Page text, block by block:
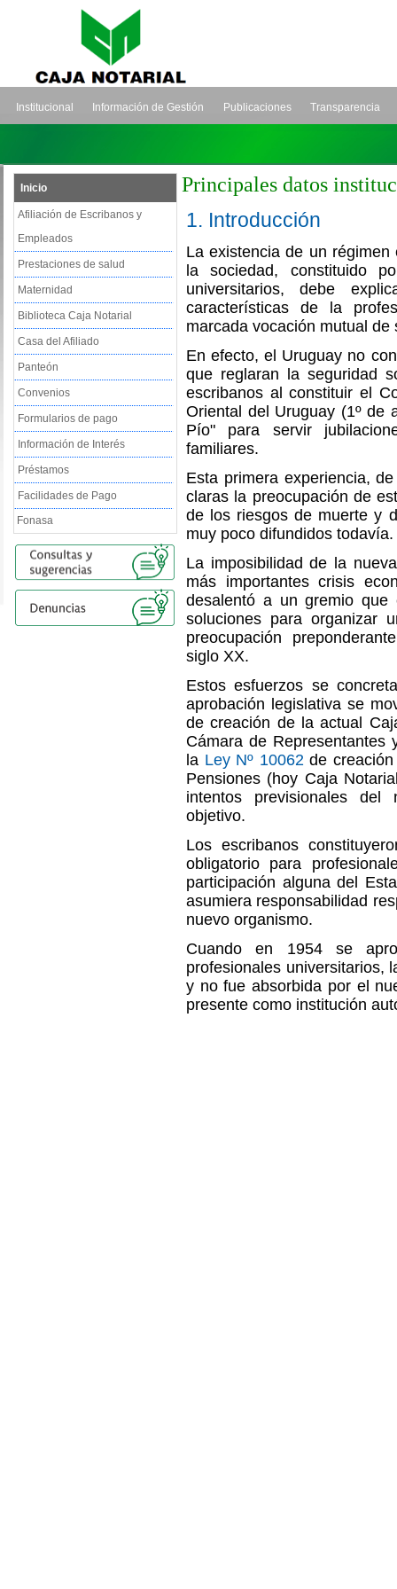
Institucional Información de Gestión Publicaciones Transparencia
Inicio
Afiliación de Escribanos y
Empleados
Prestaciones de salud
Maternidad
Biblioteca Caja Notarial
Casa del Afiliado
Panteón
Convenios
Formularios de pago
Información de Interés
Préstamos
Facilidades de Pago
Fonasa
Principales datos
1. Introducción
La existencia de un
la sociedad, constituido
universitarios, debe
características de la
marcada vocación mutual de
En efecto, el Uruguay no
que reglaran la seguridad
escribanos al constituir el
Oriental del Uruguay (1º de
Pío" para servir
familiares.
Esta primera experiencia,
claras la preocupación de
de los riesgos de muerte y
muy poco difundidos todavía.
La imposibilidad de la
más importantes crisis
desalentó a un gremio que
soluciones para organizar
preocupación
siglo XX.
Estos esfuerzos se
aprobación legislativa se
de creación de la actual
Cámara de Representantes
la Ley Nº 10062de creación
Pensiones (hoy Caja
intentos previsionales del
objetivo.
Los escribanos
obligatorio para
participación alguna del
asumiera responsabilidad
nuevo organismo.
Cuando en 1954 se
profesionales universitarios,
y no fue absorbida por el
presente como institución